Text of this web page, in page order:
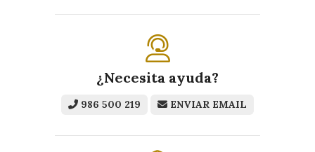
¿Necesita ayuda?
986 500 219 ENVIAR EMAIL